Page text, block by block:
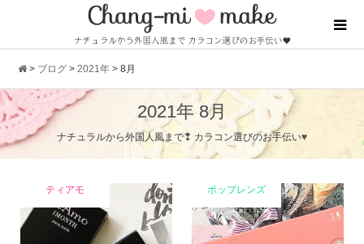
> ブログ >2021年 >8月
2021年 8月
ナチュラルから外国人風まで❢ カラコン選びのお手伝い♥
ティアモ ポップレンズ